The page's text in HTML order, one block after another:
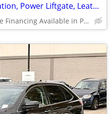
2020 Ford Edge SEL - Navigation, Power Liftgate, Leather
(In-House Financing Available in Port Coquitlam)